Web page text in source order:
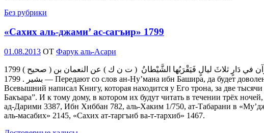
Без рубрики
«Сахих аль-джами’ ас-сагъир» 1799
Опубликовано
01.08.2013 OT Фарук аль-Асари
1799 ( صحيح ) إنّ الله تعالى كَتَبَ كِتاباً قبْلَ أنْ يَخْلُقَ السمواتِ والأَرْضَ بألْفَيْ عامٍ وهُوَ عِنْدَ العَرْشِ وإنّهُ أنْزَلَ آيَتَيْنِ خَتَمَ بِهِما سُورَةَ البَقَرَةِ ولا يُقْرَآن في دَارٍ ثلاثَ ليالٍ فَيَقْرَبُها الشَّيْطانُ ( ت ن ك ) عن النعمان بن
بشير . 1799 — Передают со слов ан-Ну’мана ибн Башира, да будет доволен им Аллах, о том, что посланник Аллаха, да благословит его Аллах и приветствует, сказал: «Поистине, Аллах
Всевышний написал Книгу, которая находится у Его трона, за две
Бакъара”. И к тому дому, в котором их будут читать в течении трёх
ад-Дарими 3387, Ибн Хиббан 782, аль-Хаким 1/750, ат-Табарани в
аль-масабих» 2145, «Сахих ат-таргъиб ва-т-тархиб» 1467.